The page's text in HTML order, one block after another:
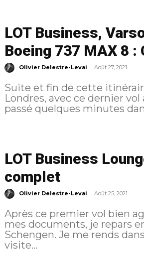
LOT Business,
Boeing 737 MAX 8
Olivier Delestre-Levai - Août 27, 2021
Suite et fin de cette
Londres, avec ce dernier vol au
passé quelques minutes
LOT Business
complet
Olivier Delestre-Levai - Août 25, 2021
Après ce premier vol bien
mes documents, je repars
Schengen. Je me rends
visite...